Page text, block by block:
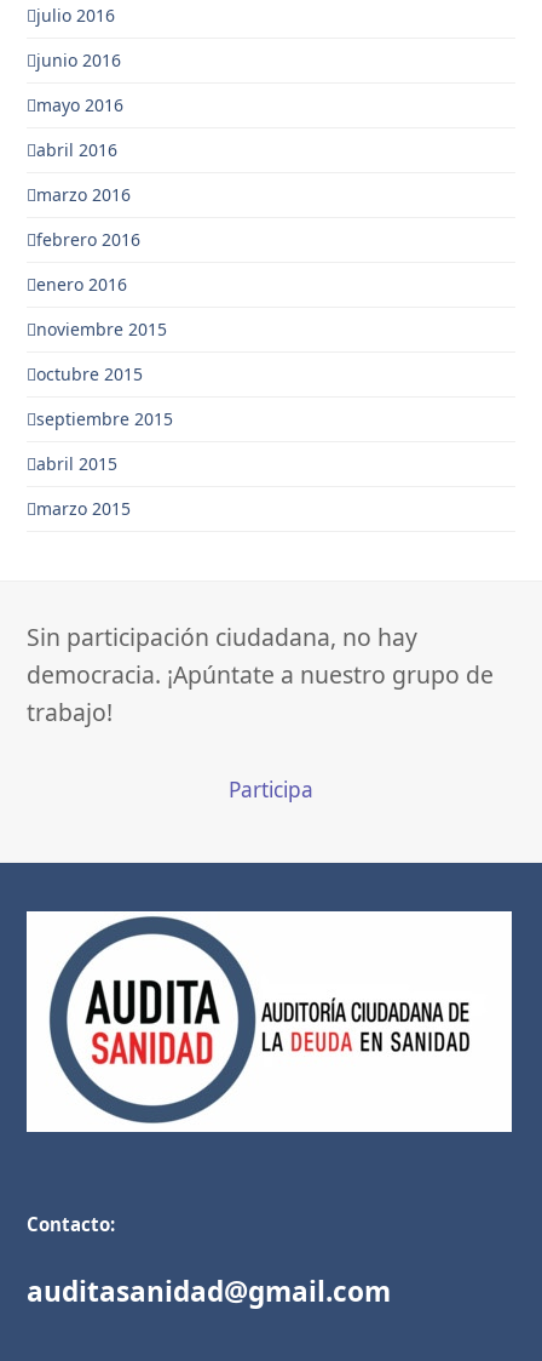
julio 2016
junio 2016
mayo 2016
abril 2016
marzo 2016
febrero 2016
enero 2016
noviembre 2015
octubre 2015
septiembre 2015
abril 2015
marzo 2015
Sin participación ciudadana, no hay
democracia. ¡Apúntate a nuestro grupo de
trabajo!
Participa
Contacto:
auditasanidad@gmail.com